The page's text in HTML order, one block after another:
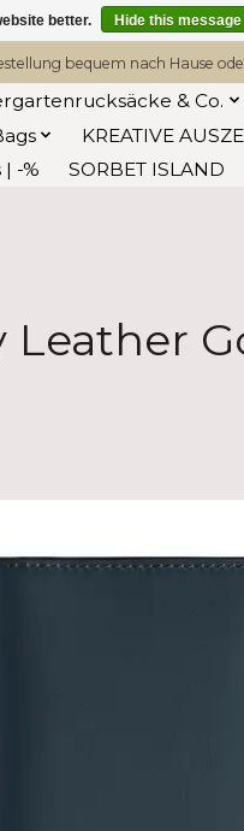
bequem nach Hause
& Co.
KREATIVE
-% SORBET ISLAND
Leather
better. Hide this message